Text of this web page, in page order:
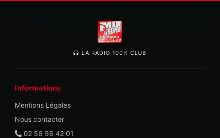
LA RADIO 100% CLUB
Informations
Mentions Légales
Nous contacter
02 56 56 42 01